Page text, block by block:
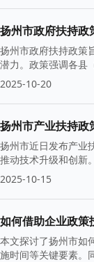
扬州市政府扶持政
扬州市政府扶持政策
潜力。政策强调各县
2025-10-20
扬州市产业扶持政
扬州市近日发布产业
推动技术升级和创新
2025-10-15
如何借助企业政策
本文探讨了扬州市如
施时间等关键要素。